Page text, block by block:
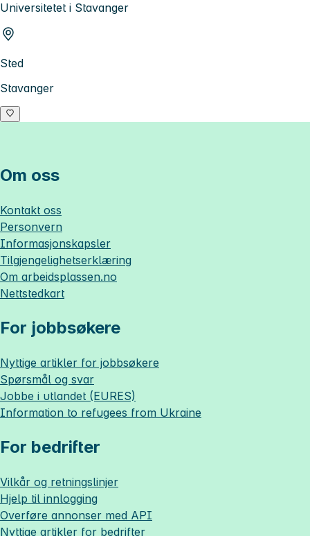
Universitetet i Stavanger
Sted
Stavanger
Om oss
Kontakt oss
Personvern
Informasjonskapsler
Tilgjengelighetserklæring
Om arbeidsplassen.no
Nettstedkart
For jobbsøkere
Nyttige artikler for jobbsøkere
Spørsmål og svar
Jobbe i utlandet (EURES)
Information to refugees from Ukraine
For bedrifter
Vilkår og retningslinjer
Hjelp til innlogging
Overføre annonser med API
Nyttige artikler for bedrifter